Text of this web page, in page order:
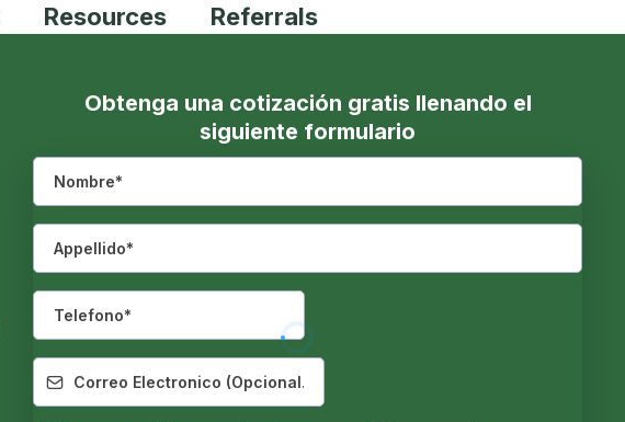
Resources Referrals
Obtenga una cotización gratis llenando el
siguiente formulario